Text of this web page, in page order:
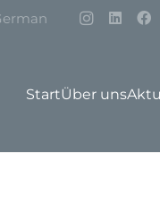
StartÜber uns